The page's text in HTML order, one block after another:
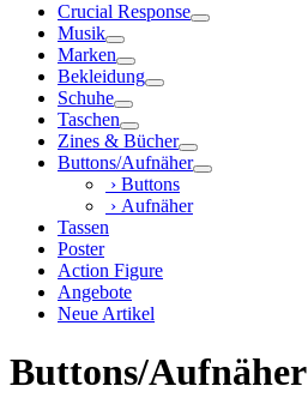
Crucial Response
Musik
Marken
Bekleidung
Schuhe
Taschen
Zines & Bücher
Buttons/Aufnäher
› Buttons
› Aufnäher
Tassen
Poster
Action Figure
Angebote
Neue Artikel
Buttons/Aufnäher